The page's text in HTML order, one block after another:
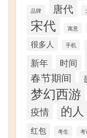
品牌 唐代
宋代 寓意
很多人 手机
新年 时间
春节期间
梦幻西游
疫情
的人
红包 考生 考